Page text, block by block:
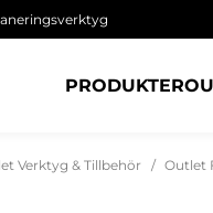
PRODUKTER
Verktyg & Tillbehör Outlet